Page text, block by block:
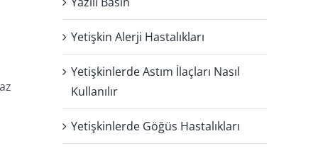
Yetişkin Alerji Hastalıkları
Yetişkinlerde Astım İlaçları Nasıl
Kullanılır
Yetişkinlerde Göğüs Hastalıkları